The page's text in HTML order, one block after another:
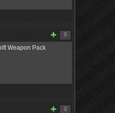
0
Weapon Pack
0